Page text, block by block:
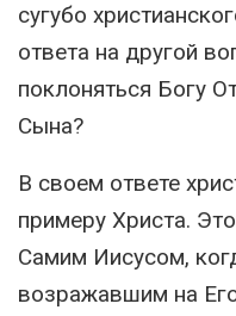
сугубо
ответа на другой
поклоняться Богу
Сына?
В своем ответе
примеру Христа.
Самим Иисусом,
возражавшим на